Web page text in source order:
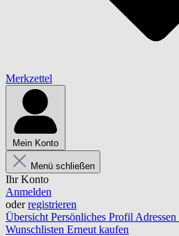
Merkzettel
Mein Konto
Menü schließen
Ihr Konto
Anmelden
oderregistrieren
Übersicht Persönliches Profil Adressen
Wunschlisten Erneut kaufen